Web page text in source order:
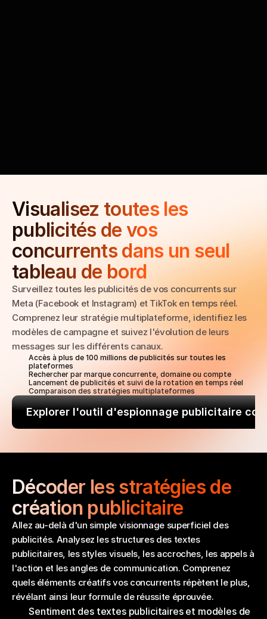
Visualisez toutes les
publicités de vos
concurrents dans un seul
tableau de bord
Surveillez toutes les publicités de vos concurrents sur
Meta (Facebook et Instagram) et TikTok en temps réel.
Comprenez leur stratégie multiplateforme, identifiez les
modèles de campagne et suivez l'évolution de leurs
messages sur les différents canaux.
Accès à plus de 100 millions de publicités sur toutes les
plateformes
Rechercher par marque concurrente, domaine ou compte
Lancement de publicités et suivi de la rotation en temps réel
Comparaison des stratégies multiplateformes
Explorer l'outil d'espionnage publicitaire
Décoder les stratégies de
création publicitaire
Allez au-delà d'un simple visionnage superficiel des
publicités. Analysez les structures des textes
publicitaires, les styles visuels, les accroches, les appels à
l'action et les angles de communication. Comprenez
quels éléments créatifs vos concurrents répètent le plus,
révélant ainsi leur formule de réussite éprouvée.
Sentiment des textes publicitaires et modèles de